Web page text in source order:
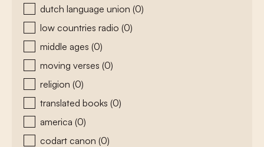
dutch language union (0)
low countries radio (0)
middle ages (0)
moving verses (0)
religion (0)
translated books (0)
america (0)
codart canon (0)